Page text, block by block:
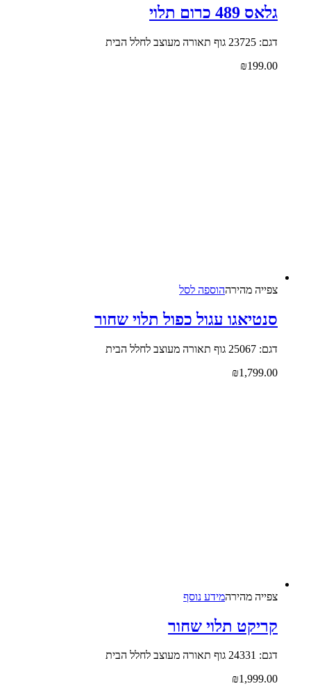
גלאס 489 כרום תלוי
דגם: 23725 גוף תאורה מעוצב לחלל הבית
₪199.00
צפייה‬ ‫מהירה‬הוספה לסל
סנטיאגו עגול כפול תלוי שחור
דגם: 25067 גוף תאורה מעוצב לחלל הבית
₪1,799.00
צפייה‬ ‫מהירה‬מידע נוסף
קריקט תלוי שחור
דגם: 24331 גוף תאורה מעוצב לחלל הבית
₪1,999.00